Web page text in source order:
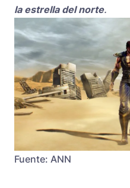
la estrella del norte.
Fuente: ANN